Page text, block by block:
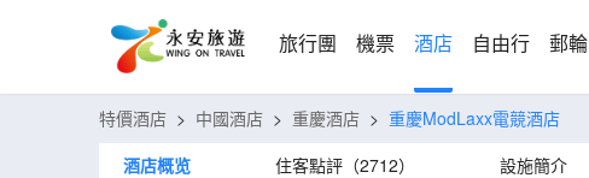
旅行團 機票 酒店 自由行 郵輪
特價酒店 > 中國酒店 > 重慶酒店 > 重慶ModLaxx電競酒店
酒店概览
住客點評（2712） 設施簡介